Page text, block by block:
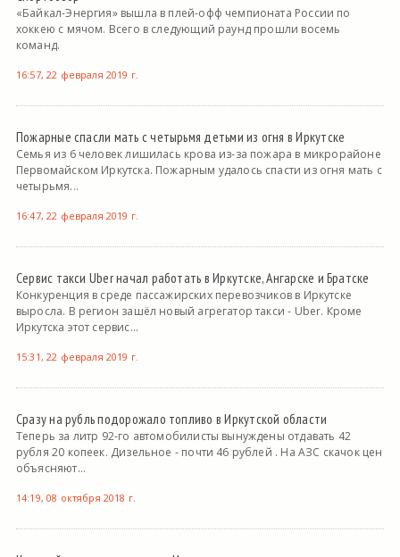
«Байкал-Энергия» вышла в плей-офф чемпионата России по
хоккею с мячом. Всего в следующий раунд прошли восемь
команд.
16:57, 22 февраля 2019 г.
Пожарные спасли мать с четырьмя детьми из огня в Иркутске
Семья из 6 человек лишилась крова из-за пожара в микрорайоне
Первомайском Иркутска. Пожарным удалось спасти из огня мать с
четырьмя...
16:47, 22 февраля 2019 г.
Сервис такси Uber начал работать в Иркутске, Ангарске и Братске
Конкуренция в среде пассажирских перевозчиков в Иркутске
выросла. В регион зашёл новый агрегатор такси - Uber. Кроме
Иркутска этот сервис...
15:31, 22 февраля 2019 г.
Сразу на рубль подорожало топливо в Иркутской области
Теперь за литр 92-го автомобилисты вынуждены отдавать 42
рубля 20 копеек. Дизельное - почти 46 рублей . На АЗС скачок цен
объясняют...
14:19, 08 октября 2018 г.